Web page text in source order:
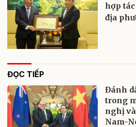
hợp
địa
ĐỌC TIẾP
Đánh
trong
nghị
Nam-